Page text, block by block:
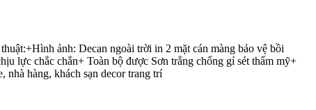
ảnh: Decan ngoài trời in 2 mặt cán màng bảo vệ bồi
lực chắc chắn+ Toàn bộ được Sơn trắng chống gỉ sét thẩm mỹ+
nhà hàng, khách sạn decor trang trí